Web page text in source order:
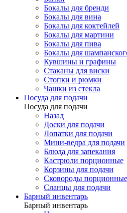
Бокалы для бренди
Бокалы для вина
Бокалы для коктейлей
Бокалы для мартини
Бокалы для пива
Бокалы для
Кувшины и графины
Стаканы для виски
Стопки и рюмки
Чашки из стекла
Посуда для подачи
Посуда для подачи
Назад
Доски для подачи
Лопатки для подачи
Мини-ведра для подачи
Блюда для запекания
Кастрюли порционные
Корзины для подачи
Сковороды
Сланцы для подачи
Барный инвентарь
Барный инвентарь